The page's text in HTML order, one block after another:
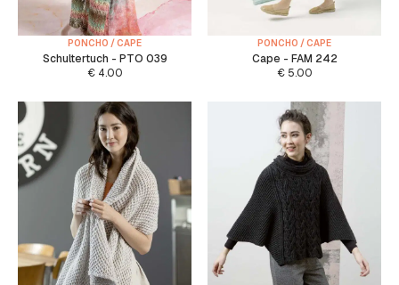
PONCHO / CAPE
Schultertuch - PTO 039
€4.00
PONCHO / CAPE
Cape - FAM 242
€5.00